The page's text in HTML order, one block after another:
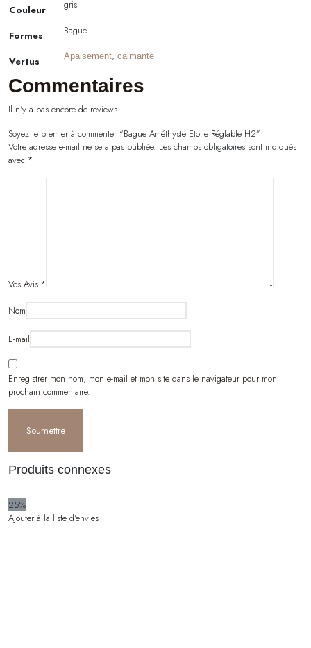
Couleur gris
Formes Bague
Vertus Apaisement, calmante
Commentaires
Il n'y a pas encore de reviews.
Soyez le premier à commenter “Bague Améthyste Etoile Réglable H2”
Votre adresse e-mail ne sera pas publiée. Les champs obligatoires sont indiqués
avec *
Vos Avis *
Nom
E-mail
Enregistrer mon nom, mon e-mail et mon site dans le navigateur pour mon
prochain commentaire.
Produits connexes
25%
Ajouter à la liste d'envies